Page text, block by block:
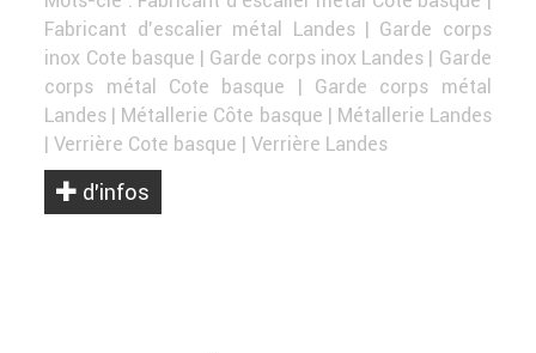
Fabricant d'escalier métal Landes| Garde corps
inox Cote basque | Garde corps inox Landes | Garde
corps métal Cote basque | Garde corps métal
Landes | Métallerie Côte basque | Métallerie Landes
|Verrière Cote basque |Verrière Landes
d’infos